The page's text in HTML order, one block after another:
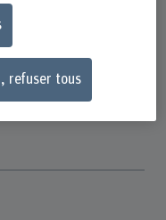
refuser tous